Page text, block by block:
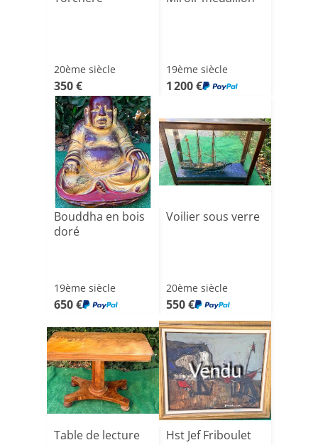
20ème siècle
350 €
19ème siècle
1 200 €
Bouddha en bois
doré
19ème siècle
650 €
Voilier sous verre
20ème siècle
550 €
Table de lecture
Vendu
Hst Jef Friboulet